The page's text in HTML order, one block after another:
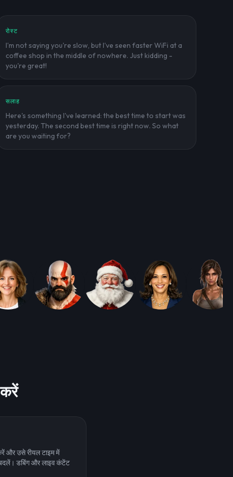
रोस्ट
I'm not saying you're slow, but I've seen faster WiFi at a
coffee shop in the middle of nowhere. Just kidding -
you're great!
सलाह
Here's something I've learned: the best time to start was
yesterday. The second best time is right now. So what
are you waiting for?
और उसे रीयल टाइम में
डबिंग और लाइव कंटेंट